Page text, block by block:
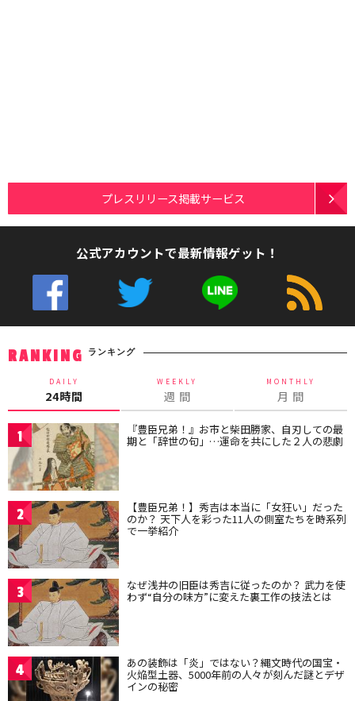
プレスリリース掲載サービス
公式アカウントで最新情報ゲット！
RANKING ランキング
DAILY
24時間
WEEKLY
週 間
MONTHLY
月 間
1 『豊臣兄弟！』お市と柴田勝家、自刃しての最
期と「辞世の句」…運命を共にした２人の悲劇
2 【豊臣兄弟！】秀吉は本当に「女狂い」だった
のか？ 天下人を彩った11人の側室たちを時系列
で一挙紹介
3 なぜ浅井の旧臣は秀吉に従ったのか？ 武力を使
わず“自分の味方”に変えた裏工作の技法とは
4 あの装飾は「炎」ではない？縄文時代の国宝・
火焔型土器、5000年前の人々が刻んだ謎とデザ
インの秘密